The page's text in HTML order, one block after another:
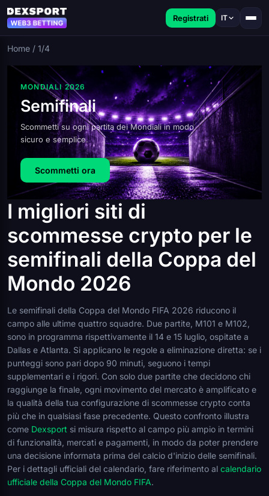
Registrati IT
Home / 1/4
MONDIALI 2026
Semifinali
Scommetti su ogni partita dei Mondiali in modo
sicuro e semplice.
Scommetti ora
I migliori siti di
scommesse crypto per le
semifinali della Coppa del
Mondo 2026
Le semifinali della Coppa del Mondo FIFA 2026 riducono il
campo alle ultime quattro squadre. Due partite, M101 e M102,
sono in programma rispettivamente il 14 e 15 luglio, ospitate a
Dallas e Atlanta. Si applicano le regole a eliminazione diretta: se i
punteggi sono pari dopo 90 minuti, seguono i tempi
supplementari e i rigori. Con solo due partite che decidono chi
raggiunge la finale, ogni movimento del mercato è amplificato e
la qualità della tua configurazione di scommesse crypto conta
più che in qualsiasi fase precedente. Questo confronto illustra
come Dexsport si misura rispetto al campo più ampio in termini
di funzionalità, mercati e pagamenti, in modo da poter prendere
una decisione informata prima del calcio d'inizio delle semifinali.
Per i dettagli ufficiali del calendario, fare riferimento al calendario
ufficiale della Coppa del Mondo FIFA.